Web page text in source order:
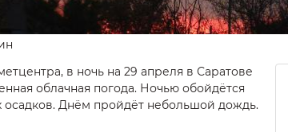
в ночь на 29 апреля в Саратове
облачная погода. Ночью обойдётся
осадков. Днём пройдёт небольшой дождь.